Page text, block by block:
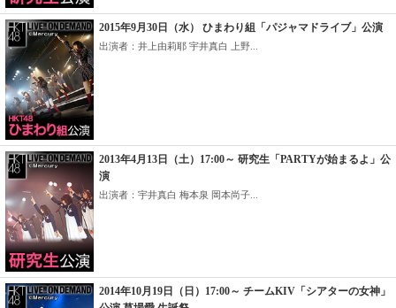
2015年9月30日（水） ひまわり組「パジャマドライブ」公演
出演者：井上由莉耶 宇井真白 上野...
2013年4月13日（土）17:00～ 研究生「PARTYが始まるよ」公
演
出演者：宇井真白 梅本泉 岡本尚子...
2014年10月19日（日）17:00～ チームKIV「シアターの女神」